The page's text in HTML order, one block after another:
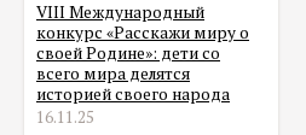
VIII Международный
конкурс «Расскажи миру о
своей Родине»: дети со
всего мира делятся
историей своего народа
16.11.25